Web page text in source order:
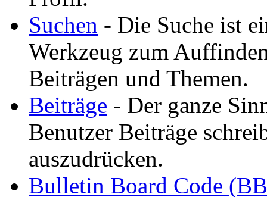
Suchen - Die Suche ist
Werkzeug zum
Beiträgen und Themen.
Beiträge - Der ganze
Benutzer Beiträge
auszudrücken.
Bulletin Board Code